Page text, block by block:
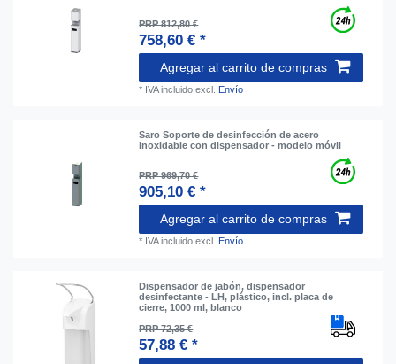
PRP 812,80 €
758,60 € *
Agregar al carrito de compras
* IVA incluido excl. Envío
Saro Soporte de desinfección de acero
inoxidable con dispensador - modelo móvil
PRP 969,70 €
905,10 € *
Agregar al carrito de compras
* IVA incluido excl. Envío
Dispensador de jabón, dispensador
desinfectante - LH, plástico, incl. placa de
cierre, 1000 ml, blanco
PRP 72,35 €
57,88 € *